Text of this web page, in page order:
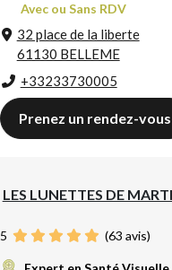
Avec ou Sans RDV
32 place de la liberte
61130 BELLEME
+33233730005
Prenez un rendez-vous
LES LUNETTES DE
5 (63 avis)